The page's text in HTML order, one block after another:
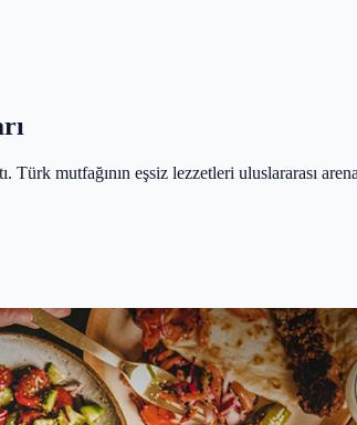
mutfağının eşsiz lezzetleri uluslararası